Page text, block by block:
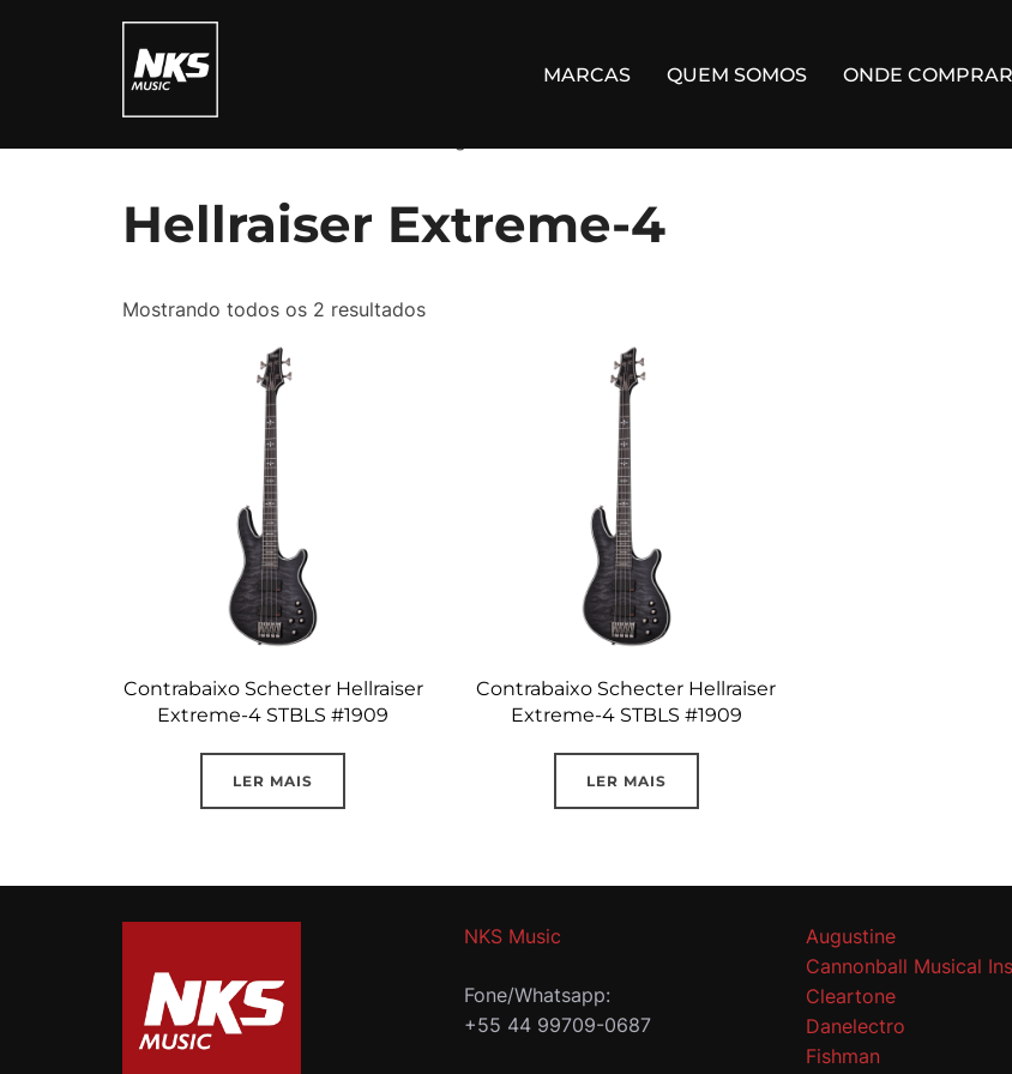
MARCAS QUEM SOMOS ONDE COMPRAR
Hellraiser Extreme-4
Mostrando todos os 2 resultados
Contrabaixo Schecter Hellraiser
Extreme-4 STBLS #1909
LER MAIS
Contrabaixo Schecter Hellraiser
Extreme-4 STBLS #1909
LER MAIS
NKS Music
Fone/Whatsapp:
+55 44 99709-0687
Augustine
Cannonball Musical
Cleartone
Danelectro
Fishman